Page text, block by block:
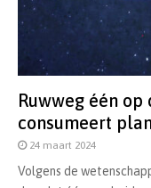
Ruwweg één op
consumeert
24 maart 2024
Volgens de